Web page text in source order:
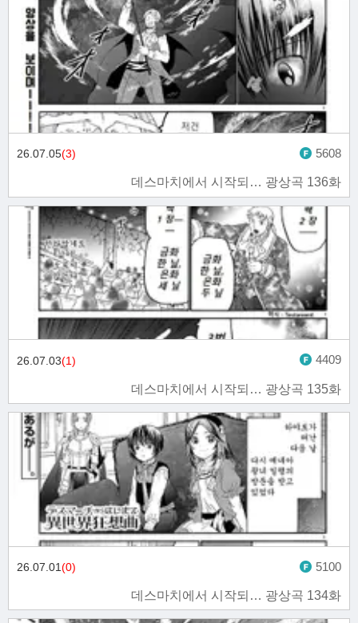
데스마치에서 시작되… 광상곡 136화
26.07.05(3) 5608
데스마치에서 시작되… 광상곡 135화
26.07.03(1) 4409
데스마치에서 시작되… 광상곡 134화
26.07.01(0) 5100